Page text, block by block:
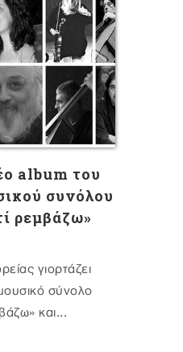
album του
συνόλου
ρεμβάζω»
γιορτάζει
σύνολο
και...